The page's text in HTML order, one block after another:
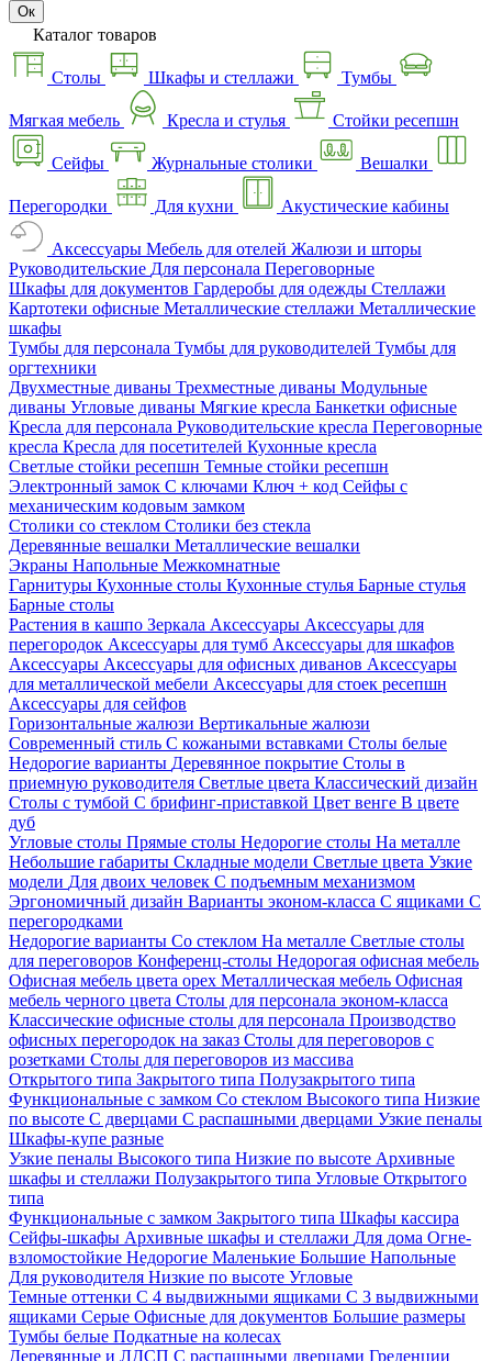
Ок
Каталог товаров
Столы Шкафы и стеллажи Тумбы
Мягкая мебель Кресла и стулья Стойки ресепшн
Сейфы Журнальные столики Вешалки
Перегородки Для кухни Акустические кабины
Аксессуары Мебель для отелей Жалюзи и шторы
Руководительские Для персонала Переговорные
Шкафы для документов Гардеробы для одежды Стеллажи
Картотеки офисные Металлические стеллажи Металлические
шкафы
Тумбы для персонала Тумбы для руководителей Тумбы для
оргтехники
Двухместные диваны Трехместные диваны Модульные
диваны Угловые диваны Мягкие кресла Банкетки офисные
Кресла для персонала Руководительские кресла Переговорные
кресла Кресла для посетителей Кухонные кресла
Светлые стойки ресепшн Темные стойки ресепшн
Электронный замок С ключами Ключ + код Сейфы с
механическим кодовым замком
Столики со стеклом Столики без стекла
Деревянные вешалки Металлические вешалки
Экраны Напольные Межкомнатные
Гарнитуры Кухонные столы Кухонные стулья Барные стулья
Барные столы
Растения в кашпо Зеркала Аксессуары Аксессуары для
перегородок Аксессуары для тумб Аксессуары для шкафов
Аксессуары Аксессуары для офисных диванов Аксессуары
для металлической мебели Аксессуары для стоек ресепшн
Аксессуары для сейфов
Горизонтальные жалюзи Вертикальные жалюзи
Современный стиль С кожаными вставками Столы белые
Недорогие варианты Деревянное покрытие Столы в
приемную руководителя Светлые цвета Классический дизайн
Столы с тумбой С брифинг-приставкой Цвет венге В цвете
дуб
Угловые столы Прямые столы Недорогие столы На металле
Небольшие габариты Складные модели Светлые цвета Узкие
модели Для двоих человек С подъемным механизмом
Эргономичный дизайн Варианты эконом-класса С ящиками С
перегородками
Недорогие варианты Со стеклом На металле Светлые столы
для переговоров Конференц-столы Недорогая офисная мебель
Офисная мебель цвета орех Металлическая мебель Офисная
мебель черного цвета Столы для персонала эконом-класса
Классические офисные столы для персонала Производство
офисных перегородок на заказ Столы для переговоров с
розетками Столы для переговоров из массива
Открытого типа Закрытого типа Полузакрытого типа
Функциональные с замком Со стеклом Высокого типа Низкие
по высоте С дверцами С распашными дверцами Узкие пеналы
Шкафы-купе разные
Узкие пеналы Высокого типа Низкие по высоте Архивные
шкафы и стеллажи Полузакрытого типа Угловые Открытого
типа
Функциональные с замком Закрытого типа Шкафы кассира
Сейфы-шкафы Архивные шкафы и стеллажи Для дома Огне-
взломостойкие Недорогие Маленькие Большие Напольные
Для руководителя Низкие по высоте Угловые
Темные оттенки С 4 выдвижными ящиками С 3 выдвижными
ящиками Серые Офисные для документов Большие размеры
Тумбы белые Подкатные на колесах
Деревянные и ЛДСП С распашными дверцами Греденции